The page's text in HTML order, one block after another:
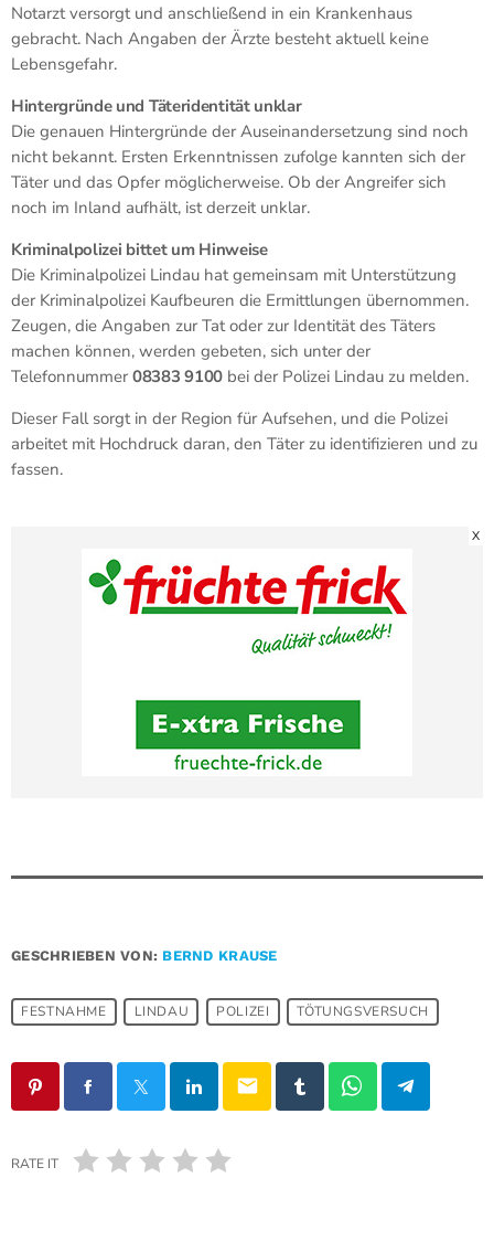
Notarzt versorgt und anschließend in ein Krankenhaus
gebracht. Nach Angaben der Ärzte besteht aktuell keine
Lebensgefahr.
Hintergründe und Täteridentität unklar
Die genauen Hintergründe der Auseinandersetzung sind noch
nicht bekannt. Ersten Erkenntnissen zufolge kannten sich der
Täter und das Opfer möglicherweise. Ob der Angreifer sich
noch im Inland aufhält, ist derzeit unklar.
Kriminalpolizei bittet um Hinweise
Die Kriminalpolizei Lindau hat gemeinsam mit Unterstützung
der Kriminalpolizei Kaufbeuren die Ermittlungen übernommen.
Zeugen, die Angaben zur Tat oder zur Identität des Täters
machen können, werden gebeten, sich unter der
Telefonnummer 08383 9100 bei der Polizei Lindau zu melden.
Dieser Fall sorgt in der Region für Aufsehen, und die Polizei
arbeitet mit Hochdruck daran, den Täter zu identifizieren und zu
fassen.
X
GESCHRIEBEN VON: BERND KRAUSE
FESTNAHME LINDAU POLIZEI TÖTUNGSVERSUCH
email
RATE IT